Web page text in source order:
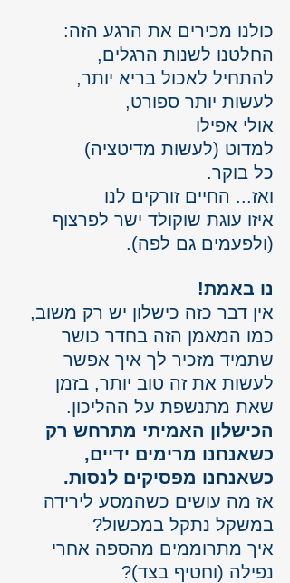
כולנו מכירים את הרגע הזה:
החלטנו לשנות הרגלים,
להתחיל לאכול בריא יותר,
לעשות יותר ספורט,
אולי אפילו
למדוט (לעשות מדיטציה)
כל בוקר.
ואז... החיים זורקים לנו
איזו עוגת שוקולד ישר לפרצוף
(ולפעמים גם לפה).
נו באמת!
אין דבר כזה כישלון יש רק משוב,
כמו המאמן הזה בחדר כושר
שתמיד מזכיר לך איך אפשר
לעשות את זה טוב יותר, בזמן
שאת מתנשפת על ההליכון.
הכישלון האמיתי מתרחש רק
כשאנחנו מרימים ידיים,
כשאנחנו מפסיקים לנסות.
אז מה עושים כשהמסע לירידה
במשקל נתקל במכשול?
איך מתרוממים מהספה אחרי
נפילה (וחטיף בצד)?